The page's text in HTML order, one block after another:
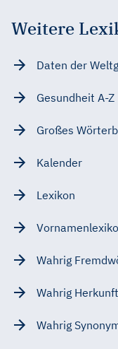
Weitere
Daten der
Gesundheit A-Z
Großes
Kalender
Lexikon
Wahrig
Wahrig
Wahrig